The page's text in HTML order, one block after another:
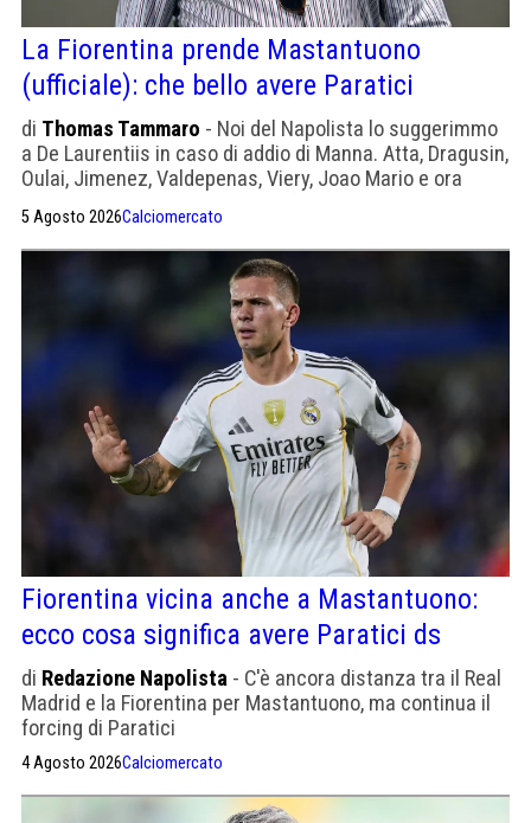
La Fiorentina prende Mastantuono
(ufficiale): che bello avere Paratici
di Thomas Tammaro - Noi del Napolista lo suggerimmo
a De Laurentiis in caso di addio di Manna. Atta, Dragusin,
Oulai, Jimenez, Valdepenas, Viery, Joao Mario e ora
Mastantuono: la Fiorentina sta facendo una signora
squadra
5 Agosto 2026Calciomercato
Fiorentina vicina anche a Mastantuono:
ecco cosa significa avere Paratici ds
di Redazione Napolista - C'è ancora distanza tra il Real
Madrid e la Fiorentina per Mastantuono, ma continua il
forcing di Paratici
4 Agosto 2026Calciomercato